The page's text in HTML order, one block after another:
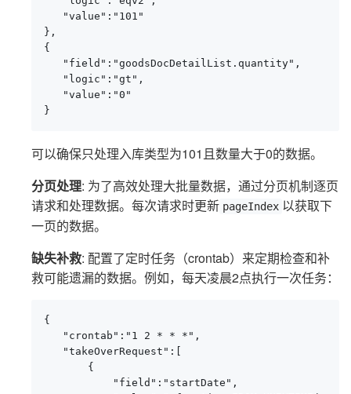
   "value":"101"
},
{
   "field":"goodsDocDetailList.quantity",
   "logic":"gt",
   "value":"0"
}
可以确保只处理入库类型为101且数量大于0的数据。
分页处理: 为了高效处理大批量数据，通过分页机制逐页
请求和处理数据。每次请求时更新 pageIndex 以获取下
一页的数据。
缺失补救: 配置了定时任务（crontab）来定期检查和补
救可能遗漏的数据。例如，每天凌晨2点执行一次任务：
{
   "crontab":"1 2 * * *",
   "takeOverRequest":[
       {
           "field":"startDate",